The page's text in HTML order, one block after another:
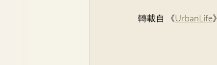
兒科專科 蘇詠怡醫生
轉載自 《UrbanLife》